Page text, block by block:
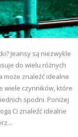
Jeansy są niezwykle
do wielu różnych
może znaleźć idealne
wiele czynników, które
spodni. Poniżej
Ci znaleźć idealne